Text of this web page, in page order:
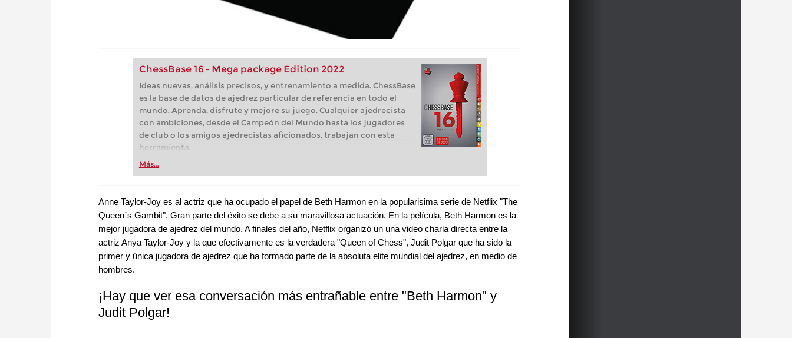
ChessBase 16 - Mega package Edition 2022
Ideas nuevas, análisis precisos, y entrenamiento a medida. ChessBase
es la base de datos de ajedrez particular de referencia en todo el
mundo. Aprenda, disfrute y mejore su juego. Cualquier ajedrecista
con ambiciones, desde el Campeón del Mundo hasta los jugadores
de club o los amigos ajedrecistas aficionados, trabajan con esta
herramienta.
Más...
Anne Taylor-Joy es al actriz que ha ocupado el papel de Beth Harmon en la popularisima serie de Netflix "The
Queen´s Gambit". Gran parte del éxito se debe a su maravillosa actuación. En la película, Beth Harmon es la
mejor jugadora de ajedrez del mundo. A finales del año, Netflix organizó un una video charla directa entre la
actriz Anya Taylor-Joy y la que efectivamente es la verdadera "Queen of Chess", Judit Polgar que ha sido la
primer y única jugadora de ajedrez que ha formado parte de la absoluta elite mundial del ajedrez, en medio de
hombres.
¡Hay que ver esa conversación más entrañable entre "Beth Harmon" y
Judit Polgar!